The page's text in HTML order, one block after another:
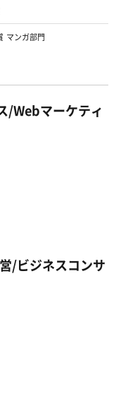
マンガ部門
/Webマーケティ
/ビジネスコンサ